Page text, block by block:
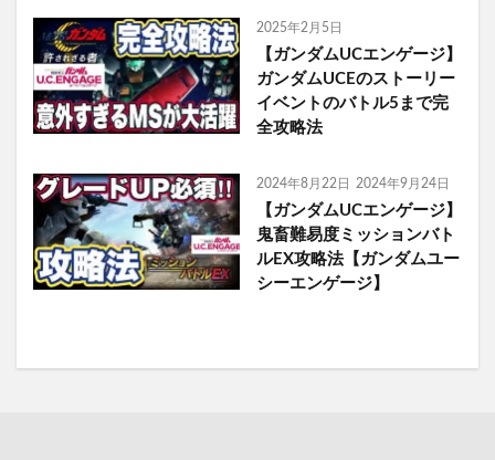
2025年2月5日
【ガンダムUCエンゲージ】
ガンダムUCEのストーリー
イベントのバトル5まで完
全攻略法
2024年8月22日 2024年9月24日
【ガンダムUCエンゲージ】
鬼畜難易度ミッションバト
ルEX攻略法【ガンダムユー
シーエンゲージ】